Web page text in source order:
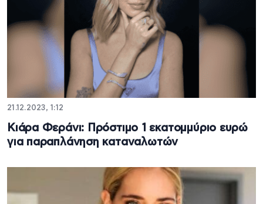
21.12.2023, 1:12
Κιάρα Φεράνι: Πρόστιμο 1 εκατομμύριο ευρώ
για παραπλάνηση καταναλωτών